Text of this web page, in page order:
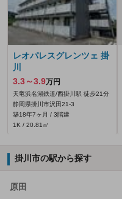
レオパレスグレンツェ 掛
川
3.3～3.9万円
天竜浜名湖鉄道/西掛川駅 徒歩21分
静岡県掛川市沢田21‐3
築18年7ヶ月 / 3階建
1K / 20.81㎡
掛川市の駅から探す
原田